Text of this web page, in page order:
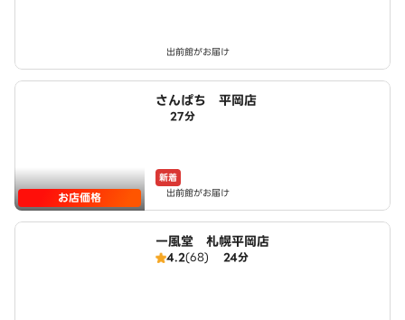
出前館がお届け
お店価格
さんぱち 平岡店
27分
新着
出前館がお届け
一風堂 札幌平岡店
4.2(68) 24分